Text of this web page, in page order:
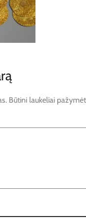
Būtini laukeliai